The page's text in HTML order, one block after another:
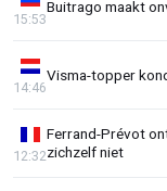
Buitrago maakt
15:53
Visma-topper
14:46
Ferrand-Prévot
zichzelf niet
12:32